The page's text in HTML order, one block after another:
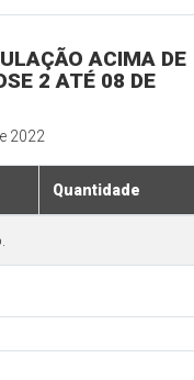
ACIMA DE
2 ATÉ 08 DE
2022
Quantidade